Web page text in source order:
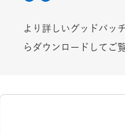
より詳しいグッドパッ
らダウンロードしてご